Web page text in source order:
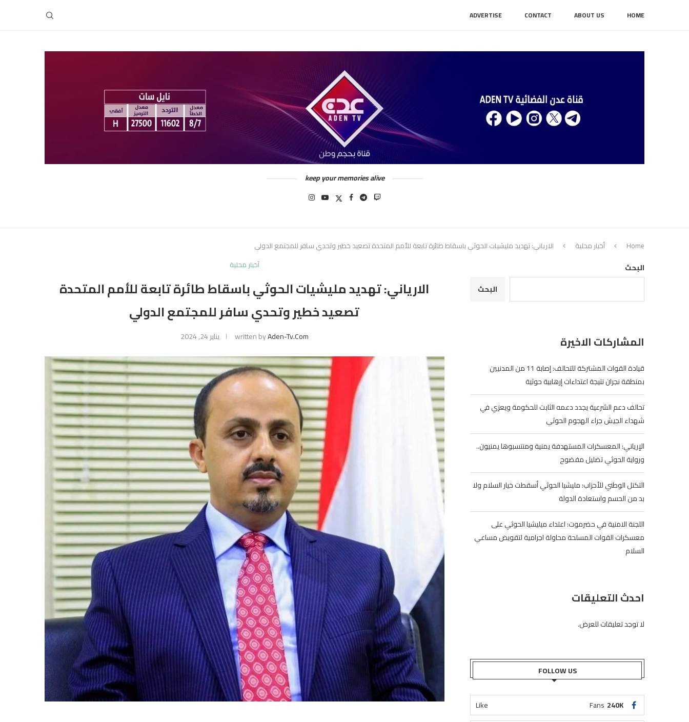
HOME
ABOUT US
CONTACT
ADVERTISE
keep your memories alive
Home أخبار محلية
الارياني: تهديد مليشيات الحوثي باسقاط طائرة تابعة للأمم المتحدة تصعيد خطير وتحدي سافر للمجتمع الدولي
أخبار محلية
الارياني: تهديد مليشيات الحوثي باسقاط طائرة تابعة للأمم المتحدة
تصعيد خطير وتحدي سافر للمجتمع الدولي
written byAden-Tv.com يناير 24, 2024
البحث
البحث
المشاركات الاخيرة
قيادة القوات المشتركة للتحالف: إصابة 11 من المدنيين
بمنطقة نجران نتيجة اعتداءات إرهابية حوثية
تحالف دعم الشرعية يجدد دعمه الثابت للحكومة ويعزي في
شهداء الجيش جراء الهجوم الحوثي
الإرياني: المعسكرات المستهدفة يمنية ومنتسبوها يمنيون..
ورواية الحوثي تضليل مفضوح
التكتل الوطني للأحزاب: مليشيا الحوثي أسقطت خيار السلام ولا
بد من الحسم واستعادة الدولة
اللجنة الامنية في حضرموت: اعتداء ميليشيا الحوثي على
معسكرات القوات المسلحة محاولة اجرامية لتقويض مساعي
السلام
احدث التعليقات
لا توجد تعليقات للعرض.
FOLLOW US
240K
Fans
Like